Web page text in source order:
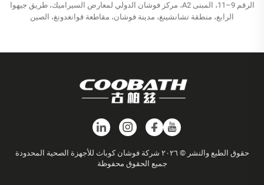
الرقم 9–11، المبنى A2، مركز فوشان الدولي لمعارض السيراميك، طريق جيهوا
الرابع، منطقة تشانشينغ، مدينة فوشان، مقاطعة قوانغدونغ، الصين
حقوق الطبع والنشر © ٢٠٢٦ شركة فوشان كوباث للأجهزة الصحية المحدودة
جميع الحقوق محفوظة